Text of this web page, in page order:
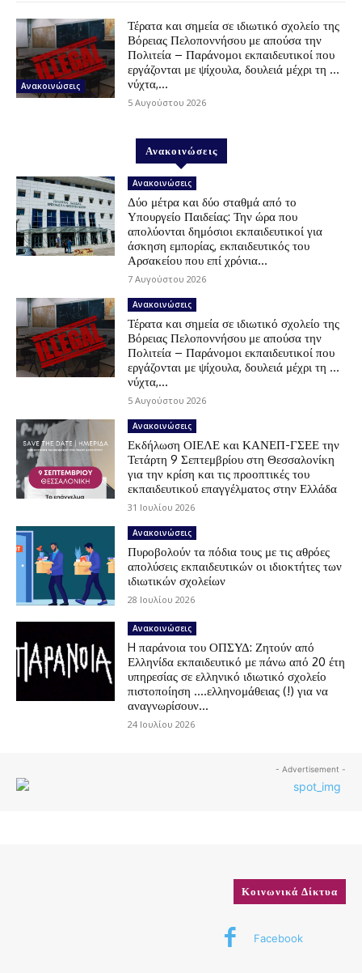
Ανακοινώσεις
Τέρατα και σημεία σε ιδιωτικό σχολείο της
Βόρειας Πελοποννήσου με απούσα την
Πολιτεία – Παράνομοι εκπαιδευτικοί που
εργάζονται με ψίχουλα, δουλειά μέχρι τη …
νύχτα,...
5 Αυγούστου 2026
Ανακοινώσεις
Ανακοινώσεις
Δύο μέτρα και δύο σταθμά από το
Υπουργείο Παιδείας: Την ώρα που
απολύονται δημόσιοι εκπαιδευτικοί για
άσκηση εμπορίας, εκπαιδευτικός του
Αρσακείου που επί χρόνια...
7 Αυγούστου 2026
Ανακοινώσεις
Τέρατα και σημεία σε ιδιωτικό σχολείο της
Βόρειας Πελοποννήσου με απούσα την
Πολιτεία – Παράνομοι εκπαιδευτικοί που
εργάζονται με ψίχουλα, δουλειά μέχρι τη …
νύχτα,...
5 Αυγούστου 2026
Ανακοινώσεις
Εκδήλωση ΟΙΕΛΕ και ΚΑΝΕΠ-ΓΣΕΕ την
Τετάρτη 9 Σεπτεμβρίου στη Θεσσαλονίκη
για την κρίση και τις προοπτικές του
εκπαιδευτικού επαγγέλματος στην Ελλάδα
31 Ιουλίου 2026
Ανακοινώσεις
Πυροβολούν τα πόδια τους με τις αθρόες
απολύσεις εκπαιδευτικών οι ιδιοκτήτες των
ιδιωτικών σχολείων
28 Ιουλίου 2026
Ανακοινώσεις
H παράνοια του ΟΠΣΥΔ: Ζητούν από
Ελληνίδα εκπαιδευτικό με πάνω από 20 έτη
υπηρεσίας σε ελληνικό ιδιωτικό σχολείο
πιστοποίηση ….ελληνομάθειας (!) για να
αναγνωρίσουν...
24 Ιουλίου 2026
- Advertisement -
Κοινωνικά Δίκτυα
Facebook